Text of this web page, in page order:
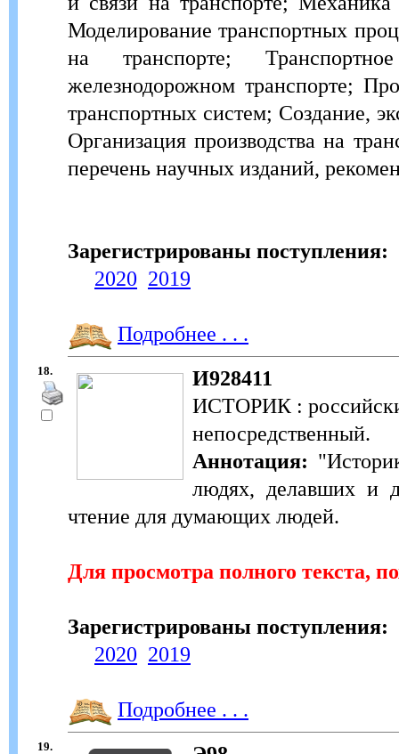
Моделирование транспортных
на транспорте;
железнодорожном транспорте;
транспортных систем; Создание,
Организация производства на
перечень научных изданий,
Зарегистрированы поступления:
2020 2019
Подробнее . . .
18.
И928411
ИСТОРИК :
непосредственный.
Аннотация:
людях, делавших и
чтение для думающих людей.
Для просмотра полного текста,
Зарегистрированы поступления:
2020 2019
Подробнее . . .
19.